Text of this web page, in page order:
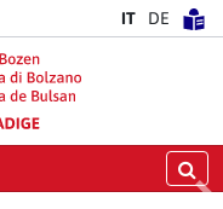
IT DE
Adige